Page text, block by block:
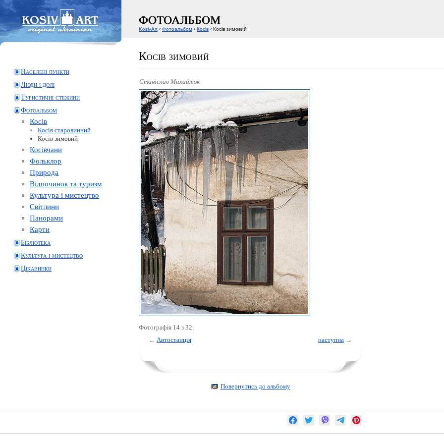
Косів зимовий
Населені пункти
Люди і долі
Туристичні стежини
Фотоальбом
Косів
Косів старовинний
Косів зимовий
Косівчани
Фольклор
Природа
Відпочинок та туризм
Культура і мистецтво
Світлини
Панорами
Карти
Бібліотека
Культура і мистецтво
Цікавинки
Станіслав Михайлюк
Фотографія 14 з 32:
← Автостанція наступна →
Повернутись до альбому
KosivArt ‹ Фотоальбом ‹ Косів ‹ Косів зимовий